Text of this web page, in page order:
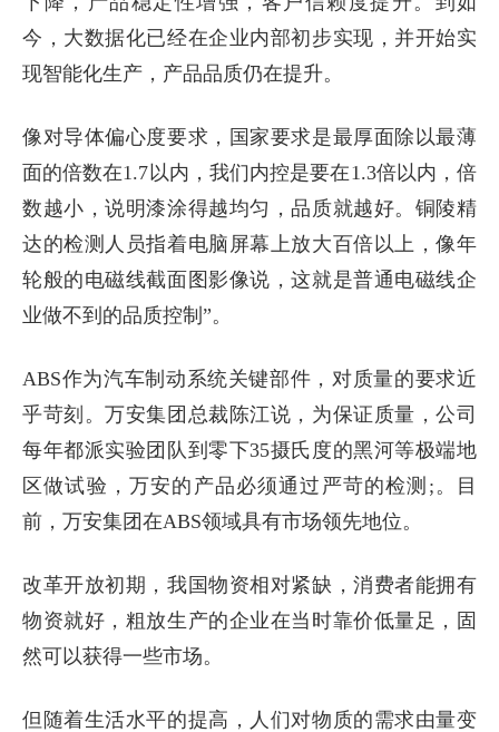
今，大数据化已经在企业内部初步实现，并开始实
现智能化生产，产品品质仍在提升。
像对导体偏心度要求，国家要求是最厚面除以最薄
面的倍数在1.7以内，我们内控是要在1.3倍以内，倍
数越小，说明漆涂得越均匀，品质就越好。铜陵精
达的检测人员指着电脑屏幕上放大百倍以上，像年
轮般的电磁线截面图影像说，这就是普通电磁线企
业做不到的品质控制”。
ABS作为汽车制动系统关键部件，对质量的要求近
乎苛刻。万安集团总裁陈江说，为保证质量，公司
每年都派实验团队到零下35摄氏度的黑河等极端地
区做试验，万安的产品必须通过严苛的检测;。目
前，万安集团在ABS领域具有市场领先地位。
改革开放初期，我国物资相对紧缺，消费者能拥有
物资就好，粗放生产的企业在当时靠价低量足，固
然可以获得一些市场。
但随着生活水平的提高，人们对物质的需求由量变